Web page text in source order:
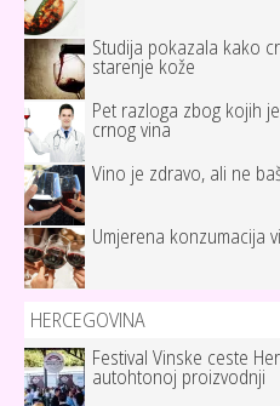
Studija pokazala kako
starenje kože
Pet razloga zbog kojih
crnog vina
Vino je zdravo, ali ne
Umjerena konzumacija
HERCEGOVINA
Festival Vinske ceste
autohtonoj proizvodnji